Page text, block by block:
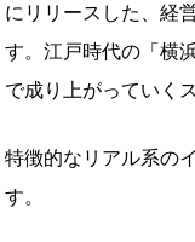
にリリースした、経
す。江戸時代の「横
で成り上がっていく
特徴的なリアル系の
す。